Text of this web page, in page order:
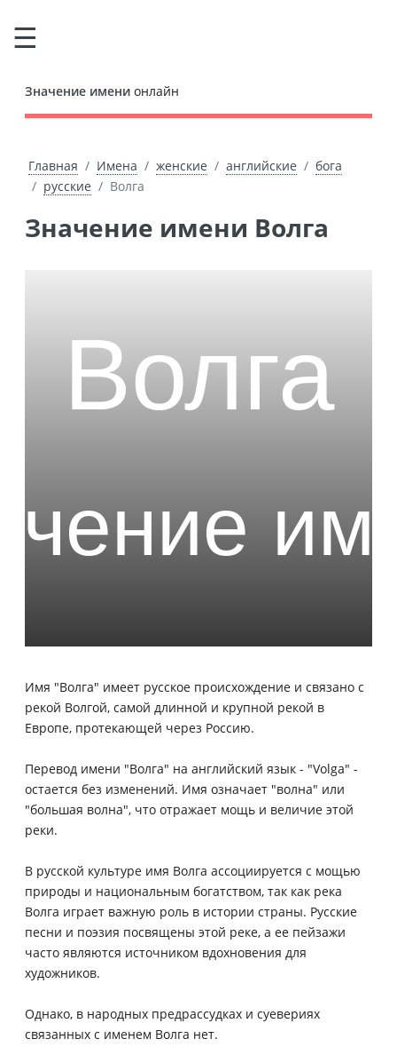
Значение имени онлайн
Главная Имена женские английские
бога
русские
Волга
Значение имени Волга
Имя "Волга" имеет русское происхождение и связано с
рекой Волгой, самой длинной и крупной рекой в
Европе, протекающей через Россию.
Перевод имени "Волга" на английский язык - "Volga" -
остается без изменений. Имя означает "волна" или
"большая волна", что отражает мощь и величие этой
реки.
В русской культуре имя Волга ассоциируется с мощью
природы и национальным богатством, так как река
Волга играет важную роль в истории страны. Русские
песни и поэзия посвящены этой реке, а ее пейзажи
часто являются источником вдохновения для
художников.
Однако, в народных предрассудках и суевериях
связанных с именем Волга нет.